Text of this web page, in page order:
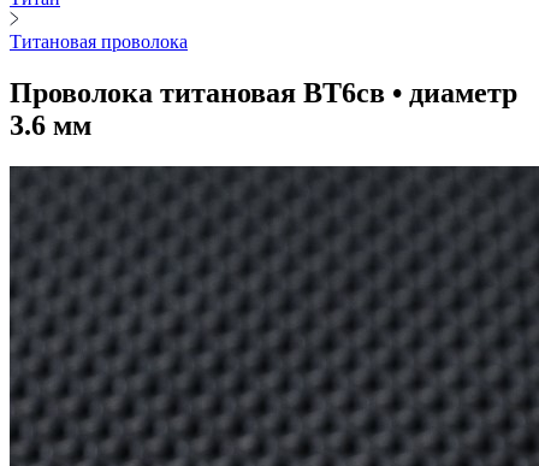
Титановая проволока
Проволока титановая ВТ6св • диаметр
3.6 мм